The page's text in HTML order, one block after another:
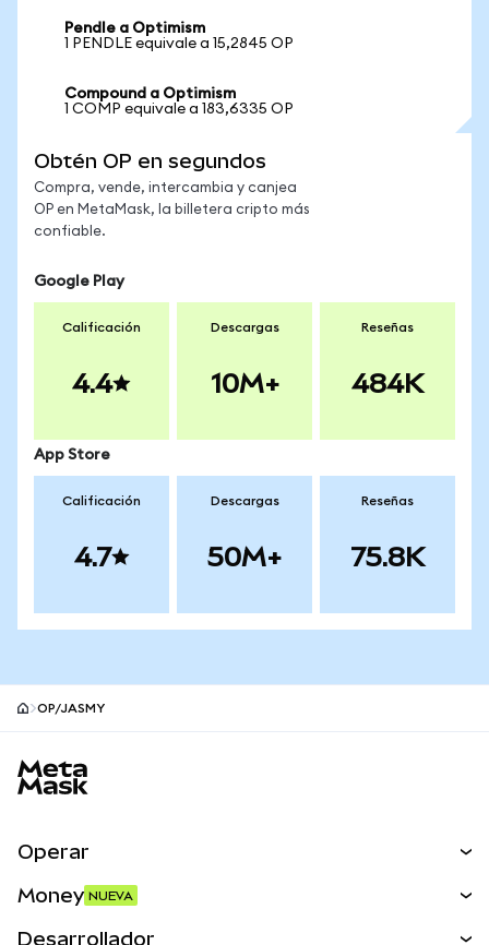
Pendle a Optimism
1 PENDLE equivale a 15,2845 OP
Compound a Optimism
1 COMP equivale a 183,6335 OP
Obtén OP en segundos
Compra, vende, intercambia y canjea
OP en MetaMask, la billetera cripto más
confiable.
Google Play
Calificación
4.4
Descargas
10M+
Reseñas
484K
App Store
Calificación
4.7
Descargas
50M+
Reseñas
75.8K
OP/JASMY
Operar
Money NUEVA
Desarrollador